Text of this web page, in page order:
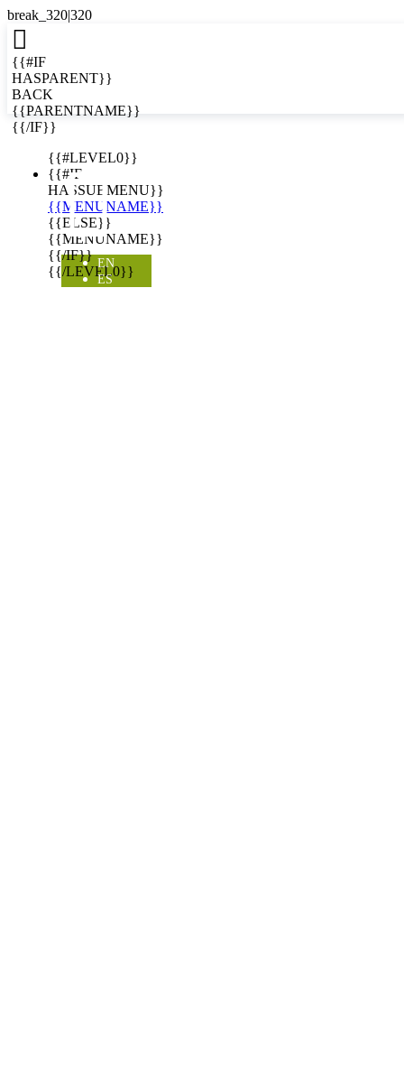

{{#IF
HASPARENT}}
BACK
{{PARENTNAME}}
{{/IF}}
{{#LEVEL0}}
{{#IF
HASSUBMENU}}
{{MENUNAME}}
{{ELSE}}
{{MENUNAME}}
{{/IF}}
{{/LEVEL0}}

EN
ES